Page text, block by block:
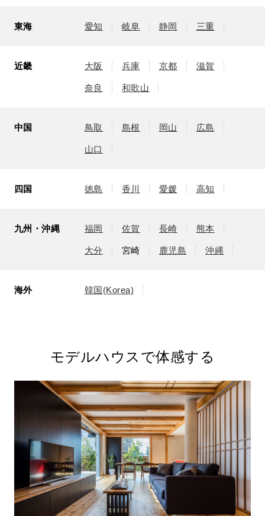
東海 愛知 岐阜 静岡 三重
近畿 大阪 兵庫 京都 滋賀
奈良 和歌山
中国 鳥取 島根 岡山 広島
山口
四国 徳島 香川 愛媛 高知
九州・沖縄 福岡 佐賀 長崎 熊本
大分 宮崎 鹿児島 沖縄
海外 韓国(Korea)
モデルハウスで体感する